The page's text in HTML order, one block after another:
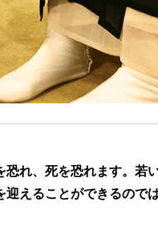
恐れ、死を恐れます。若
迎えることができるので